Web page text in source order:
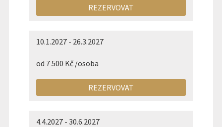
REZERVOVAT
10.1.2027 - 26.3.2027
od 7 500 Kč /osoba
REZERVOVAT
4.4.2027 - 30.6.2027